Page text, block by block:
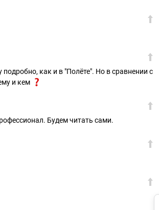
как и в "Полёте". Но в сравнении с
и кем
Будем читать сами.